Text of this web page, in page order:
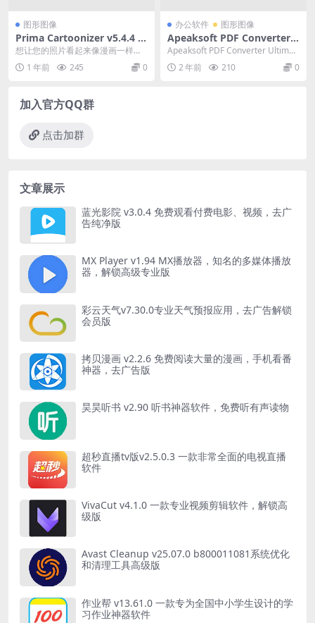
图形图像
Prima Cartoonizer v5.4.4 图
片转卡通效果软件激活版
想让您的照片看起来像漫画一样生
动吗？Prima Cartoonizer 就是您
所...1 年前 245 0
办公软件 图形图像
Apeaksoft PDF Converter
Ultimate(PDF转换器) v1.0.1
8 破解版
Apeaksoft PDF Converter Ultimat
e 是一款PDF文...
2 年前 210 0
加入官方QQ群
点击加群
文章展示
蓝光影院 v3.0.4 免费观看付费电影、视频，去广
告纯净版
MX Player v1.94 MX播放器，知名的多媒体播放
器，解锁高级专业版
彩云天气v7.30.0专业天气预报应用，去广告解锁
会员版
拷贝漫画 v2.2.6 免费阅读大量的漫画，手机看番
神器，去广告版
昊昊听书 v2.90 听书神器软件，免费听有声读物
超秒直播tv版v2.5.0.3 一款非常全面的电视直播
软件
VivaCut v4.1.0 一款专业视频剪辑软件，解锁高
级版
Avast Cleanup v25.07.0 b800011081系统优化
和清理工具高级版
作业帮 v13.61.0 一款专为全国中小学生设计的学
习作业神器软件